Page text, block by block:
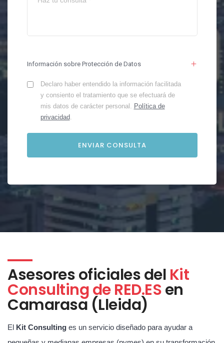
Información sobre Protección de Datos
Declaro haber entendido la información facilitada
y consiento el tratamiento que se efectuará de
mis datos de carácter personal. Política de
privacidad.
Asesores oficiales del Kit
Consulting de RED.ESen
Camarasa (Lleida)
El Kit Consulting es un servicio diseñado para ayudar a